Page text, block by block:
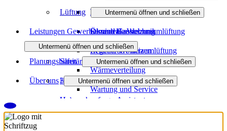
Förderung Bad
Heizen mit Gas
Öl- und Gasheizung
Regenerativ heizen
Wärmeverteilung
Wartung und Service
Wasser / Trinkwasser
Service Haustechnik
Lüftung Untermenü öffnen und schließen
Dezentrale Wohnraumlüftung
Zentrale Wohnraumlüftung
Leistungen Gewerbekunden
Untermenü öffnen und schließen
Sanitäranlagen
Heizsysteme
Planungshilfen Untermenü öffnen und schließen
3D-Badplaner
Heizungsanfrage-Assistent
Über uns Untermenü öffnen und schließen
Unternehmen